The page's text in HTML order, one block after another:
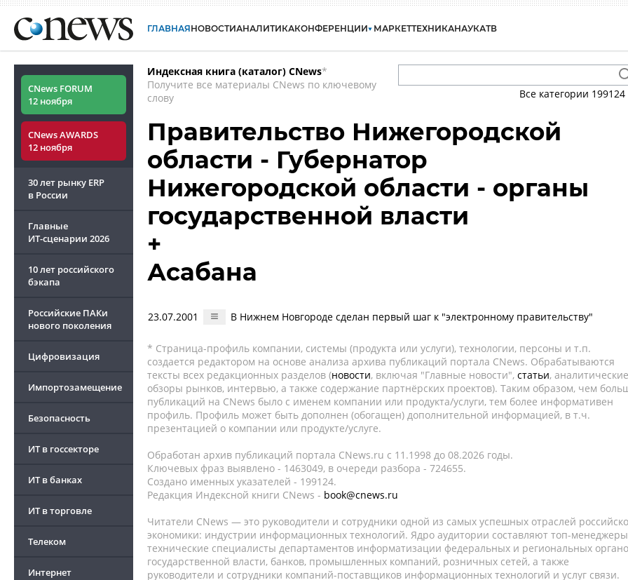
ГЛАВНАЯНОВОСТИАНАЛИТИКАКОНФЕРЕНЦИИ МАРКЕТТЕХНИКАНАУКАТВ
CNews FORUM
12 ноября
CNews AWARDS
12 ноября
30 лет рынку ERP
в России
Главные
ИТ-сценарии 2026
10 лет российского
бэкапа
Российские ПАКи
нового поколения
Цифровизация
Импортозамещение
Безопасность
ИТ в госсекторе
ИТ в банках
ИТ в торговле
Телеком
Интернет
Индексная книга (каталог) CNews*
Получите все материалы CNews по ключевому
слову
Все категории 199124
Правительство Нижегородской
области - Губернатор
Нижегородской области - органы
государственной власти
+
Асабана
23.07.2001 В Нижнем Новгороде сделан первый шаг к "электронному правительству"
* Страница-профиль компании, системы (продукта или услуги), технологии, персоны и т.п.
создается редактором на основе анализа архива публикаций портала CNews. Обрабатываются
тексты всех редакционных разделов (новости, включая "Главные новости", статьи, аналитические
обзоры рынков, интервью, а также содержание партнёрских проектов). Таким образом, чем
публикаций на CNews было с именем компании или продукта/услуги, тем более информативен
профиль. Профиль может быть дополнен (обогащен) дополнительной информацией, в т.ч.
презентацией о компании или продукте/услуге.
Обработан архив публикаций портала CNews.ru c 11.1998 до 08.2026 годы.
Ключевых фраз выявлено - 1463049, в очереди разбора - 724655.
Создано именных указателей - 199124.
Редакция Индексной книги CNews - book@cnews.ru
Читатели CNews — это руководители и сотрудники одной из самых успешных отраслей
экономики: индустрии информационных технологий. Ядро аудитории составляют топ-
технические специалисты департаментов информатизации федеральных и региональных
государственной власти, банков, промышленных компаний, розничных сетей, а также
руководители и сотрудники компаний-поставщиков информационных технологий и услуг связи.